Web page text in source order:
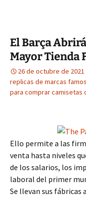
El Barça
Mayor Tienda
26 de octubre de 2021
replicas de marcas
para comprar camisetas
Ello permite a las
venta hasta niveles
de los salarios, los
laboral del primer
Se llevan sus